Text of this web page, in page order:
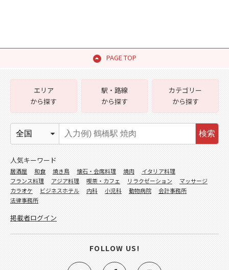
PAGE TOP
エリア
から探す
駅・路線
から探す
カテゴリー
から探す
検索
人気キーワード
居酒屋 和食 焼き鳥 懐石・会席料理 焼肉
イタリア料理
フランス料理
アジア料理 喫茶・カフェ リラクゼーション
マッサージ
カラオケ
ビジネスホテル 内科 小児科 動物病院
会計事務所
法律事務所
掲載者ログイン
FOLLOW US!